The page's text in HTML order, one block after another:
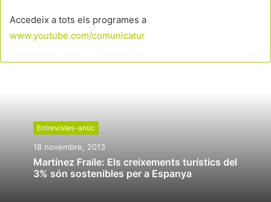
Accedeix a tots els programes a
www.youtube.com/comunicatur
Entrevistes-antic
18 novembre, 2013
Martínez Fraile: Els creixements turístics del
3% són sostenibles per a Espanya